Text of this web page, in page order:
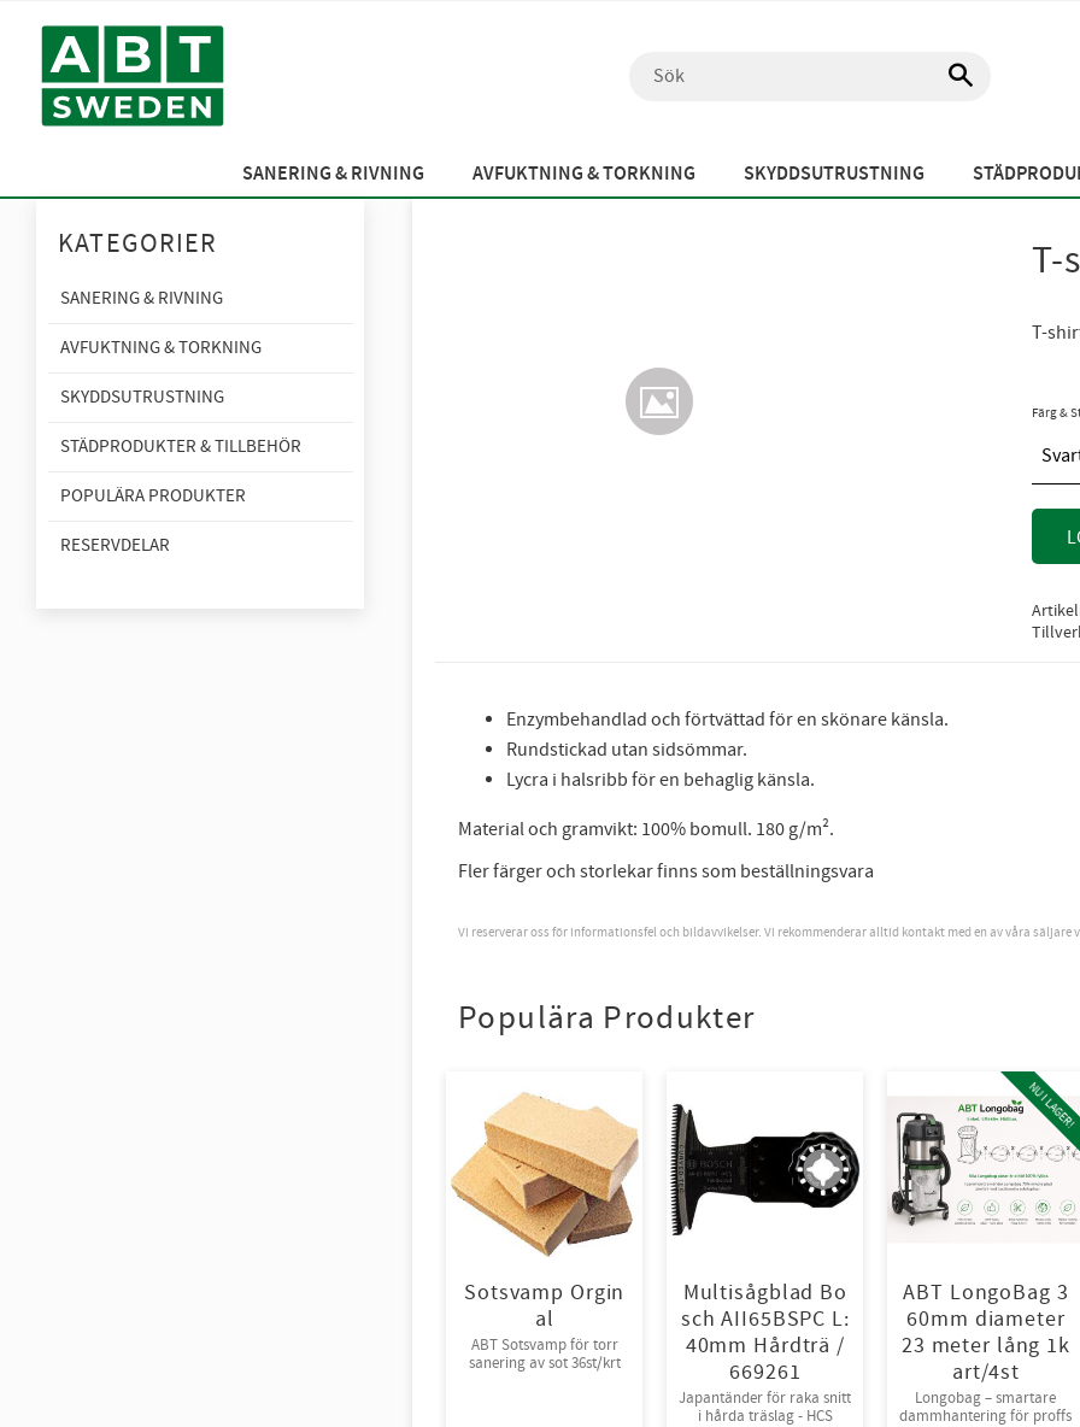
SANERING & RIVNING AVFUKTNING & TORKNING SKYDDSUTRUSTNING
T-
T-
Färg &
Enzymbehandlad och förtvättad för en skönare känsla.
Rundstickad utan sidsömmar.
Lycra i halsribb för en behaglig känsla.
Material och gramvikt: 100% bomull. 180 g/m².
Fler färger och storlekar finns som beställningsvara
Vi reserverar oss för informationsfel och bildavvikelser. Vi rekommenderar alltid kontakt med en av våra
Populära Produkter
Sotsvamp Orgin
al
ABT Sotsvamp för torr
sanering av sot 36st/krt
Multisågblad Bo
sch AII65BSPC L:
40mm Hårdträ /
669261
Japantänder för raka snitt
i hårda träslag - HCS
ABT LongoBag 3
60mm diameter
23 meter lång 1k
art/4st
Longobag – smartare
dammhantering för proffs
NU I LAGER!
KATEGORIER
SANERING & RIVNING
AVFUKTNING & TORKNING
SKYDDSUTRUSTNING
STÄDPRODUKTER & TILLBEHÖR
POPULÄRA PRODUKTER
RESERVDELAR